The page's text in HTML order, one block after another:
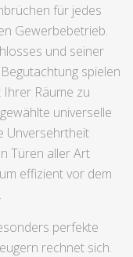
für jedes
Gewerbebetrieb.
und seiner
spielen
Ihrer Räume zu
universelle
Unversehrtheit
Türen aller Art
effizient vor dem
perfekte
rechnet sich.